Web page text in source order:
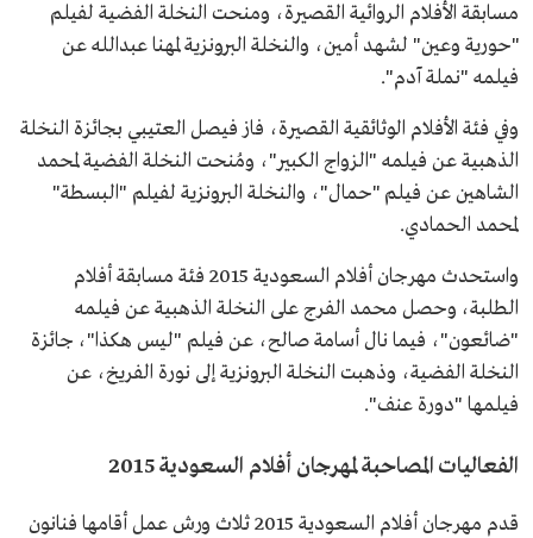
مسابقة الأفلام الروائية القصيرة، ومنحت النخلة الفضية لفيلم
"حورية وعين" لشهد أمين، والنخلة البرونزية لمهنا عبدالله عن
فيلمه "نملة آدم".
وفي فئة الأفلام الوثائقية القصيرة، فاز فيصل العتيبي بجائزة النخلة
الذهبية عن فيلمه "الزواج الكبير"، ومُنحت النخلة الفضية لمحمد
الشاهين عن فيلم "حمال"، والنخلة البرونزية لفيلم "البسطة"
لمحمد الحمادي.
واستحدث مهرجان أفلام السعودية 2015 فئة مسابقة أفلام
الطلبة، وحصل محمد الفرج على النخلة الذهبية عن فيلمه
"ضائعون"، فيما نال أسامة صالح، عن فيلم "ليس هكذا"، جائزة
النخلة الفضية، وذهبت النخلة البرونزية إلى نورة الفريخ، عن
فيلمها "دورة عنف".
الفعاليات المصاحبة لمهرجان أفلام السعودية 2015
قدم مهرجان أفلام السعودية 2015 ثلاث ورش عمل أقامها فنانون